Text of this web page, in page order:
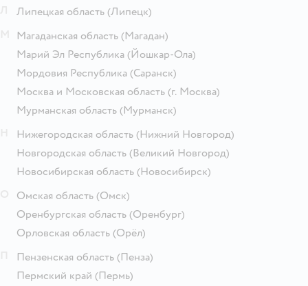
Липецкая область (Липецк)
Магаданская область (Магадан)
Марий Эл Республика (Йошкар-Ола)
Мордовия Республика (Саранск)
Москва и Московская область (г. Москва)
Мурманская область (Мурманск)
Нижегородская область (Нижний Новгород)
Новгородская область (Великий Новгород)
Новосибирская область (Новосибирск)
Омская область (Омск)
Оренбургская область (Оренбург)
Орловская область (Орёл)
Пензенская область (Пенза)
Пермский край (Пермь)